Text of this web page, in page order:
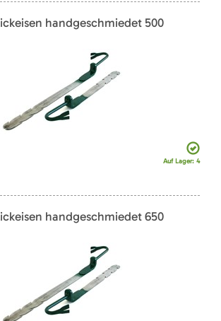
handgeschmiedet 500
Auf Lager: 4
handgeschmiedet 650